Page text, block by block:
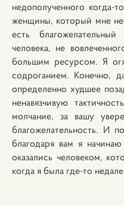
недополученного когда-
женщины, который мне
есть
человека, не
большим ресурсом. Я
содроганием. Конечно,
определенно худшее
ненавязчивую
молчание, за вашу
благожелательность. И
благодаря вам я
оказались человеком,
когда я была где-то